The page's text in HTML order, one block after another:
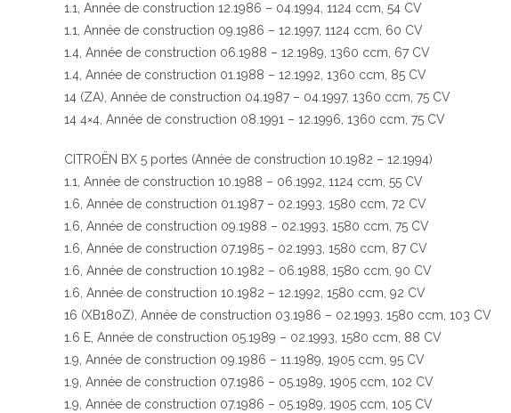
1.1, Année de construction 12.1986 – 04.1994, 1124 ccm, 54 CV
1.1, Année de construction 09.1986 – 12.1997, 1124 ccm, 60 CV
1.4, Année de construction 06.1988 – 12.1989, 1360 ccm, 67 CV
1.4, Année de construction 01.1988 – 12.1992, 1360 ccm, 85 CV
14 (ZA), Année de construction 04.1987 – 04.1997, 1360 ccm, 75 CV
14 4×4, Année de construction 08.1991 – 12.1996, 1360 ccm, 75 CV
CITROËN BX 5 portes (Année de construction 10.1982 – 12.1994)
1.1, Année de construction 10.1988 – 06.1992, 1124 ccm, 55 CV
1.6, Année de construction 01.1987 – 02.1993, 1580 ccm, 72 CV
1.6, Année de construction 09.1988 – 02.1993, 1580 ccm, 75 CV
1.6, Année de construction 07.1985 – 02.1993, 1580 ccm, 87 CV
1.6, Année de construction 10.1982 – 06.1988, 1580 ccm, 90 CV
1.6, Année de construction 10.1982 – 12.1992, 1580 ccm, 92 CV
16 (XB180Z), Année de construction 03.1986 – 02.1993, 1580 ccm, 103 CV
1.6 E, Année de construction 05.1989 – 02.1993, 1580 ccm, 88 CV
1.9, Année de construction 09.1986 – 11.1989, 1905 ccm, 95 CV
1.9, Année de construction 07.1986 – 05.1989, 1905 ccm, 102 CV
1.9, Année de construction 07.1986 – 05.1989, 1905 ccm, 105 CV